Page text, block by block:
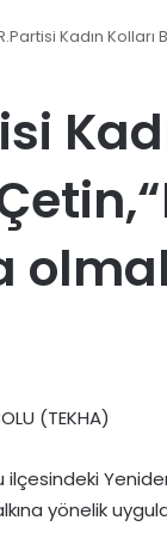
Kadın
(TEKHA)
ilçesindeki
yönelik